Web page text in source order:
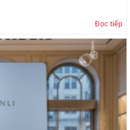
Đọc tiếp